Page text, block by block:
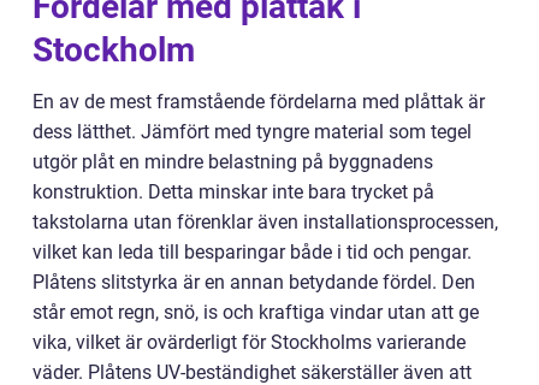
Stockholm
En av de mest framstående fördelarna med plåttak är
dess lätthet. Jämfört med tyngre material som tegel
utgör plåt en mindre belastning på byggnadens
konstruktion. Detta minskar inte bara trycket på
takstolarna utan förenklar även installationsprocessen,
vilket kan leda till besparingar både i tid och pengar.
Plåtens slitstyrka är en annan betydande fördel. Den
står emot regn, snö, is och kraftiga vindar utan att ge
vika, vilket är ovärderligt för Stockholms varierande
väder. Plåtens UV-beständighet säkerställer även att